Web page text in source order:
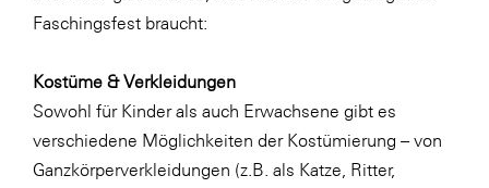
Somfy
SPIEGLTEC
STIHL Tirol
Trend Micro
Faschingsfest braucht:
Kostüme & Verkleidungen
Sowohl für Kinder als auch Erwachsene gibt es
verschiedene Möglichkeiten der Kostümierung – von
Ganzkörperverkleidungen (z.B. als Katze, Ritter,